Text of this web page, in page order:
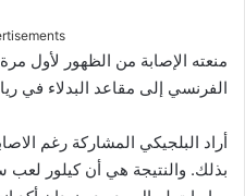
منعته الإصابة من الظهور لأول
الفرنسي إلى مقاعد البدلاء في
أراد البلجيكي المشاركة رغم
بذلك. والنتيجة هي أن كيلور